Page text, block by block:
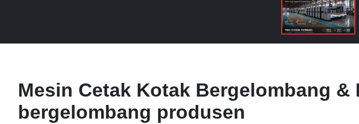
Mesin Cetak Kotak Bergelombang
bergelombang produsen